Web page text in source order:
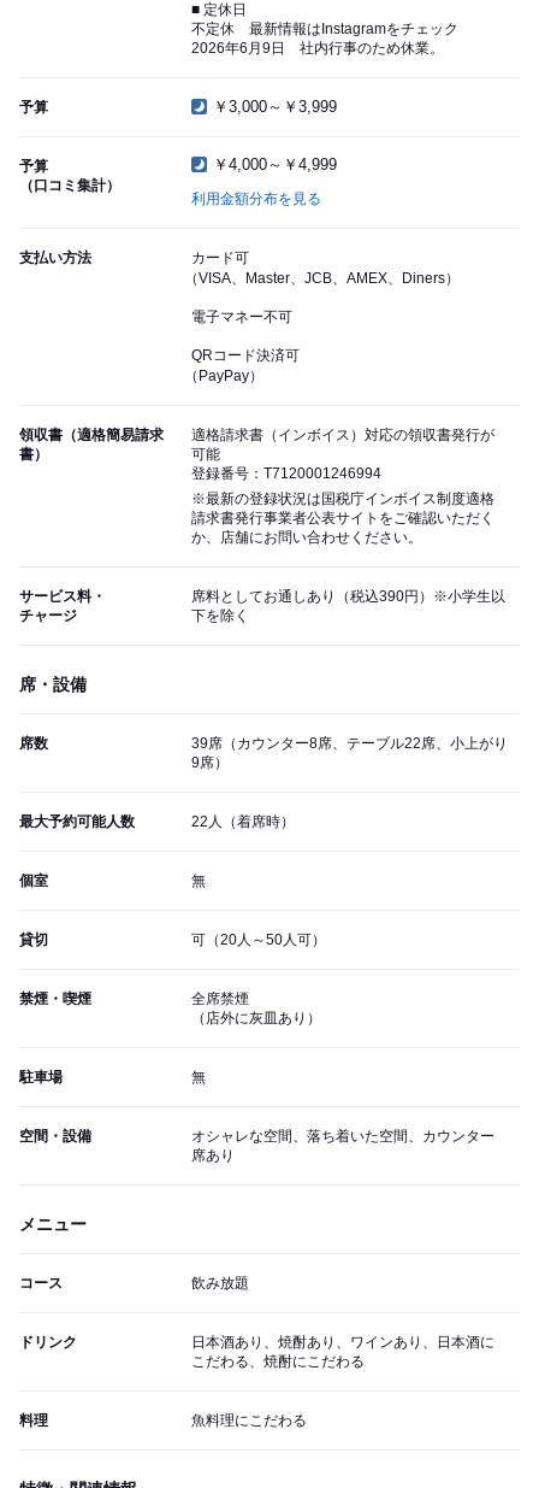
■ 定休日
不定休 最新情報はInstagramをチェック
2026年6月9日 社内行事のため休業。
予算 ￥3,000～￥3,999
予算
（口コミ集計）
￥4,000～￥4,999
利用金額分布を見る
支払い方法
カード可
（VISA、Master、JCB、AMEX、Diners）
電子マネー不可
QRコード決済可
（PayPay）
領収書（適格簡易請求
書）
適格請求書（インボイス）対応の領収書発行が
可能
登録番号：T7120001246994
※最新の登録状況は国税庁インボイス制度適格
請求書発行事業者公表サイトをご確認いただく
か、店舗にお問い合わせください。
サービス料・
チャージ
席料としてお通しあり（税込390円）※小学生以
下を除く
席・設備
席数
39席（カウンター8席、テーブル22席、小上がり
9席）
最大予約可能人数 22人（着席時）
個室 無
貸切 可（20人～50人可）
禁煙・喫煙
全席禁煙
（店外に灰皿あり）
駐車場 無
空間・設備
オシャレな空間、落ち着いた空間、カウンター
席あり
メニュー
コース 飲み放題
ドリンク
日本酒あり、焼酎あり、ワインあり、日本酒に
こだわる、焼酎にこだわる
料理 魚料理にこだわる